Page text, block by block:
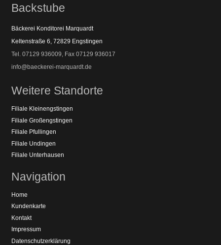
Backstube
Bäckerei Konditorei Marquardt
Keltenstraße 6, 72829 Engstingen
Tel. 07129 936009, Fax 07129 936017
info@baeckerei-marquardt.de
Weitere Standorte
Filiale Kleinengstingen
Filiale Großengstingen
Filiale Pfullingen
Filiale Undingen
Filiale Unterhausen
Navigation
Home
Kundenkarte
Kontakt
Impressum
Datenschutzerklärung